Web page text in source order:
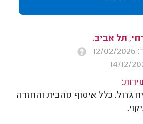
תל אביב.
גדול. כלל איסוף מהבית והחזרה